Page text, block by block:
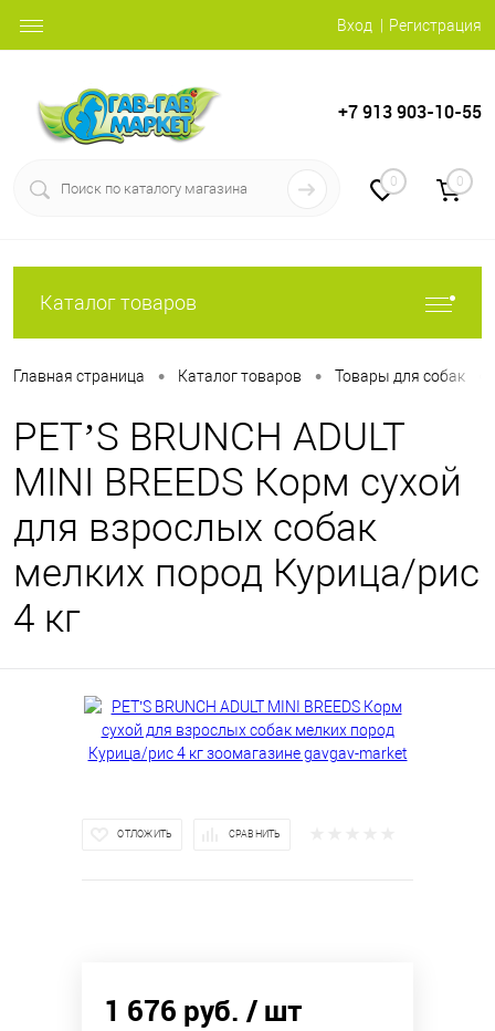
Вход Регистрация
+7 913 903-10-55
0 0
Каталог товаров
Главная страница • Каталог товаров • Товары для собак
PET’S BRUNCH ADULT
MINI BREEDS Корм сухой
для взрослых собак
мелких пород Курица/рис
4 кг
ОТЛОЖИТЬ СРАВНИТЬ
1 676 руб. / шт